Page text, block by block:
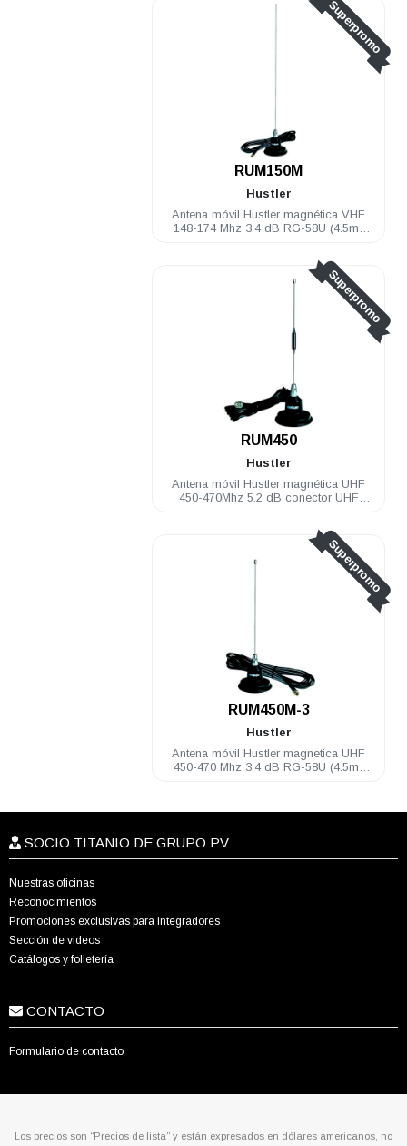
Superpromo
RUM150M
Hustler
Antena móvil Hustler magnética VHF
148-174 Mhz 3.4 dB RG-58U (4.5m)
Superpromo
RUM450
Hustler
Antena móvil Hustler magnética UHF
450-470Mhz 5.2 dB conector UHF
Superpromo
RUM450M-3
Hustler
Antena móvil Hustler magnetica UHF
450-470 Mhz 3.4 dB RG-58U (4.5m)
SOCIO TITANIO DE GRUPO PV
Nuestras oficinas
Reconocimientos
Promociones exclusivas para integradores
Sección de videos
Catálogos y folletería
CONTACTO
Formulario de contacto
Los precios son “Precios de lista” y están expresados en dólares americanos, no